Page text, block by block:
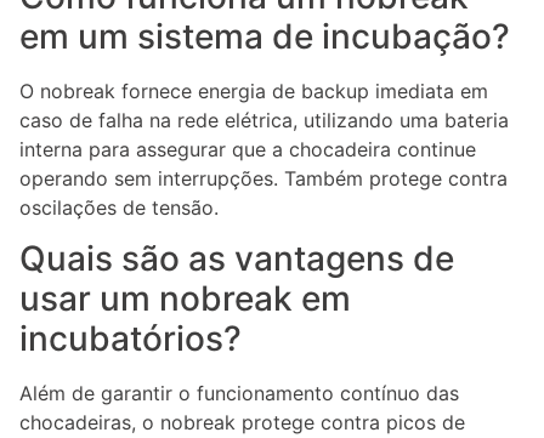
em um sistema de incubação?
O nobreak fornece energia de backup imediata em
caso de falha na rede elétrica, utilizando uma bateria
interna para assegurar que a chocadeira continue
operando sem interrupções. Também protege contra
oscilações de tensão.
Quais são as vantagens de
usar um nobreak em
incubatórios?
Além de garantir o funcionamento contínuo das
chocadeiras, o nobreak protege contra picos de